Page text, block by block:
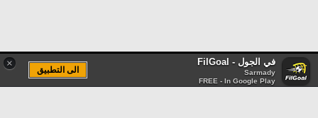
× في الجول - FilGoal
Sarmady
FREE - In Google Play
الى التطبيق